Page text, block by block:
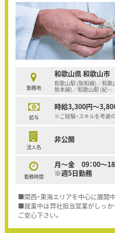
勤務地
和歌山県 和歌山市
和歌山駅 (阪和線)／和歌
勢本線)／和歌山駅 (紀…
給与
時給3,300円～
※ご経験・スキルを考慮
法人名
非公開
勤務時間
月～金 09：00～18
※週5日勤務
■関西・東海エリアを中心に展開
■就業中は弊社担当営業がしっか
ご安心下さい。